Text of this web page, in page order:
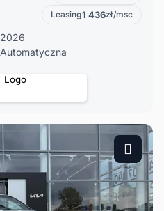
Leasing1 436zł/msc
2026
Automatyczna